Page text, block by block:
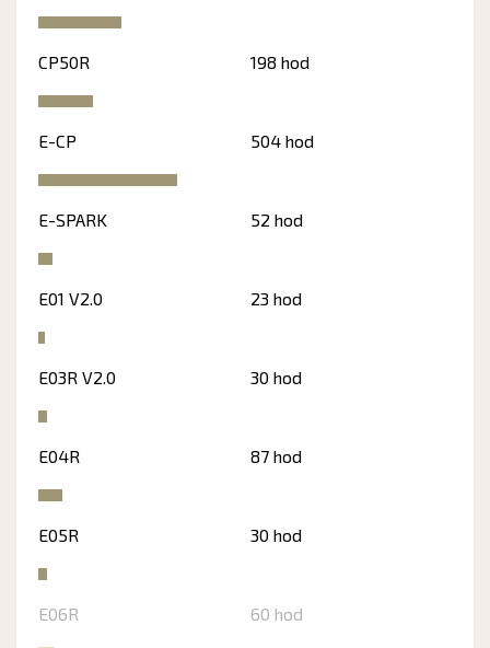
CP50R 198 hod
E-CP 504 hod
E-SPARK 52 hod
E01 V2.0 23 hod
E03R V2.0 30 hod
E04R 87 hod
E05R 30 hod
E06R 60 hod